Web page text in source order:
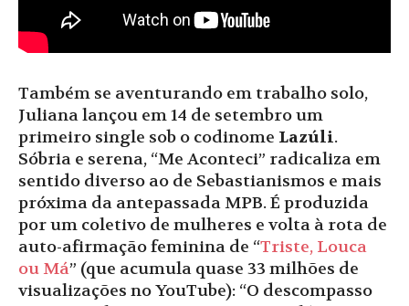
Também se aventurando em trabalho solo,
Juliana lançou em 14 de setembro um
primeiro single sob o codinome Lazúli.
Sóbria e serena, “Me Aconteci” radicaliza em
sentido diverso ao de Sebastianismos e mais
próxima da antepassada MPB. É produzida
por um coletivo de mulheres e volta à rota de
auto-afirmação feminina de “Triste, Louca
ou Má” (que acumula quase 33 milhões de
visualizações no YouTube): “O descompasso